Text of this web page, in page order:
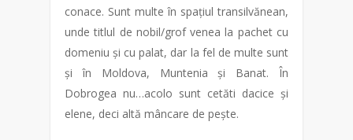
conace. Sunt multe în spațiul transilvănean,
unde titlul de nobil/grof venea la pachet cu
domeniu și cu palat, dar la fel de multe sunt
și în Moldova, Muntenia și Banat. În
Dobrogea nu…acolo sunt cetăti dacice și
elene, deci altă mâncare de pește.